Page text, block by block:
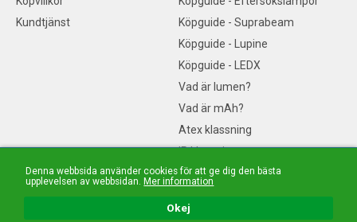
Okej
Denna webbsida använder cookies för att ge dig den bästa
upplevelsen av webbsidan.Mer information
Kundtjänst
Köpguide - Suprabeam
Köpguide - Lupine
Köpguide - LEDX
Vad är lumen?
Vad är mAh?
Atex klassning
IP klassning
Vad är en diod? LED-guide
Vad är kelvin?